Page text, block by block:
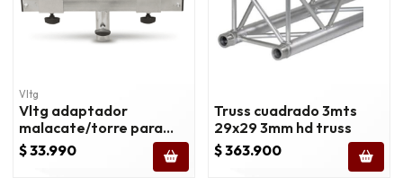
Vltg
Vltg adaptador
malacate/torre para
truss
$ 33.990
Truss cuadrado 3mts
29x29 3mm hd truss
$ 363.900